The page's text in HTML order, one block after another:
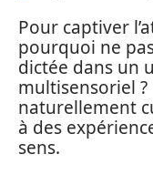
Pour captiver
pourquoi ne
dictée dans un
multisensoriel ?
naturellement
à des
sens.